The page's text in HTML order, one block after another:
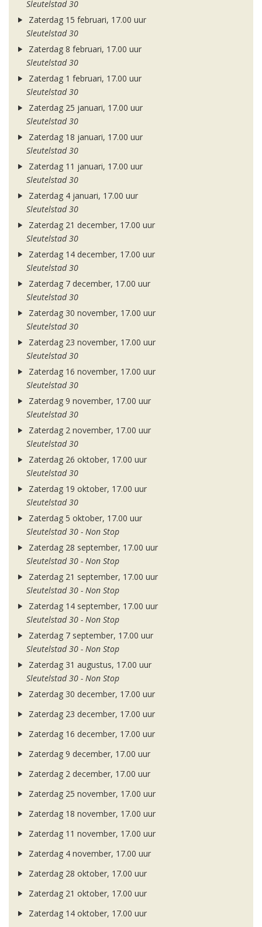
Sleutelstad 30
Zaterdag 15 februari, 17.00 uur
Sleutelstad 30
Zaterdag 8 februari, 17.00 uur
Sleutelstad 30
Zaterdag 1 februari, 17.00 uur
Sleutelstad 30
Zaterdag 25 januari, 17.00 uur
Sleutelstad 30
Zaterdag 18 januari, 17.00 uur
Sleutelstad 30
Zaterdag 11 januari, 17.00 uur
Sleutelstad 30
Zaterdag 4 januari, 17.00 uur
Sleutelstad 30
Zaterdag 21 december, 17.00 uur
Sleutelstad 30
Zaterdag 14 december, 17.00 uur
Sleutelstad 30
Zaterdag 7 december, 17.00 uur
Sleutelstad 30
Zaterdag 30 november, 17.00 uur
Sleutelstad 30
Zaterdag 23 november, 17.00 uur
Sleutelstad 30
Zaterdag 16 november, 17.00 uur
Sleutelstad 30
Zaterdag 9 november, 17.00 uur
Sleutelstad 30
Zaterdag 2 november, 17.00 uur
Sleutelstad 30
Zaterdag 26 oktober, 17.00 uur
Sleutelstad 30
Zaterdag 19 oktober, 17.00 uur
Sleutelstad 30
Zaterdag 5 oktober, 17.00 uur
Sleutelstad 30 - Non Stop
Zaterdag 28 september, 17.00 uur
Sleutelstad 30 - Non Stop
Zaterdag 21 september, 17.00 uur
Sleutelstad 30 - Non Stop
Zaterdag 14 september, 17.00 uur
Sleutelstad 30 - Non Stop
Zaterdag 7 september, 17.00 uur
Sleutelstad 30 - Non Stop
Zaterdag 31 augustus, 17.00 uur
Sleutelstad 30 - Non Stop
Zaterdag 30 december, 17.00 uur
Zaterdag 23 december, 17.00 uur
Zaterdag 16 december, 17.00 uur
Zaterdag 9 december, 17.00 uur
Zaterdag 2 december, 17.00 uur
Zaterdag 25 november, 17.00 uur
Zaterdag 18 november, 17.00 uur
Zaterdag 11 november, 17.00 uur
Zaterdag 4 november, 17.00 uur
Zaterdag 28 oktober, 17.00 uur
Zaterdag 21 oktober, 17.00 uur
Zaterdag 14 oktober, 17.00 uur